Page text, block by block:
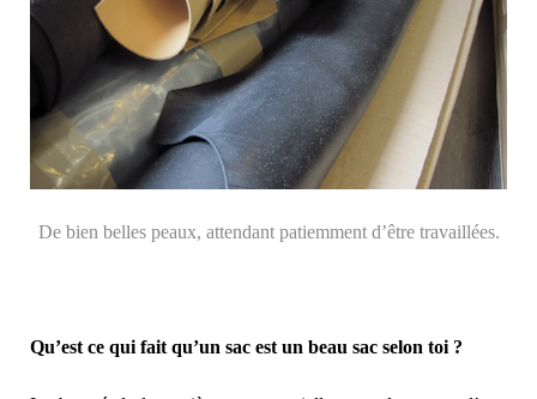
De bien belles peaux, attendant patiemment d’être travaillées.
Qu’est ce qui fait qu’un sac est un beau sac selon toi ?